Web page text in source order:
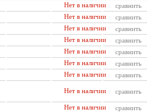
Нет в наличии сравнить
Нет в наличии сравнить
Нет в наличии сравнить
Нет в наличии сравнить
Нет в наличии сравнить
Нет в наличии сравнить
Нет в наличии сравнить
Нет в наличии сравнить
Нет в наличии сравнить